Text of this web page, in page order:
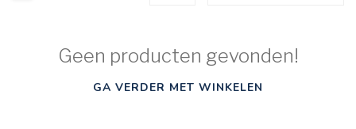
Geen producten gevonden!
GA VERDER MET WINKELEN